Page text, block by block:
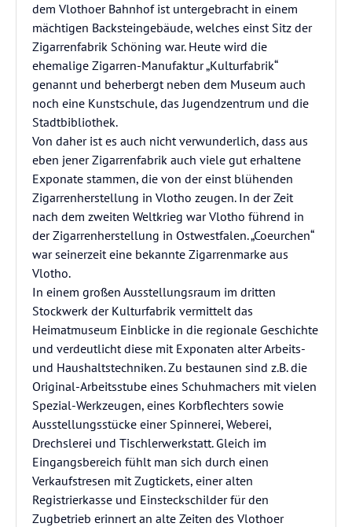
dem Vlothoer Bahnhof ist untergebracht in einem
mächtigen Backsteingebäude, welches einst Sitz der
Zigarrenfabrik Schöning war. Heute wird die
ehemalige Zigarren-Manufaktur „Kulturfabrik“
genannt und beherbergt neben dem Museum auch
noch eine Kunstschule, das Jugendzentrum und die
Stadtbibliothek.
Von daher ist es auch nicht verwunderlich, dass aus
eben jener Zigarrenfabrik auch viele gut erhaltene
Exponate stammen, die von der einst blühenden
Zigarrenherstellung in Vlotho zeugen. In der Zeit
nach dem zweiten Weltkrieg war Vlotho führend in
der Zigarrenherstellung in Ostwestfalen. „Coeurchen“
war seinerzeit eine bekannte Zigarrenmarke aus
Vlotho.
In einem großen Ausstellungsraum im dritten
Stockwerk der Kulturfabrik vermittelt das
Heimatmuseum Einblicke in die regionale Geschichte
und verdeutlicht diese mit Exponaten alter Arbeits-
und Haushaltstechniken. Zu bestaunen sind z.B. die
Original-Arbeitsstube eines Schuhmachers mit vielen
Spezial-Werkzeugen, eines Korbflechters sowie
Ausstellungsstücke einer Spinnerei, Weberei,
Drechslerei und Tischlerwerkstatt. Gleich im
Eingangsbereich fühlt man sich durch einen
Verkaufstresen mit Zugtickets, einer alten
Registrierkasse und Einsteckschilder für den
Zugbetrieb erinnert an alte Zeiten des Vlothoer